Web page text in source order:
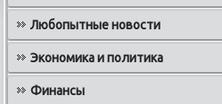
Любопытные новости
Экономика и политика
Финансы